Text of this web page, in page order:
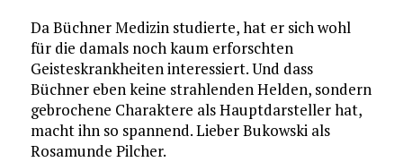
Da Büchner Medizin studierte, hat er sich wohl
für die damals noch kaum erforschten
Geisteskrankheiten interessiert. Und dass
Büchner eben keine strahlenden Helden, sondern
gebrochene Charaktere als Hauptdarsteller hat,
macht ihn so spannend. Lieber Bukowski als
Rosamunde Pilcher.